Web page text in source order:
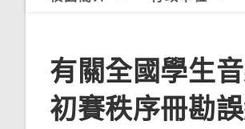
有關全國學生
初賽秩序冊勘